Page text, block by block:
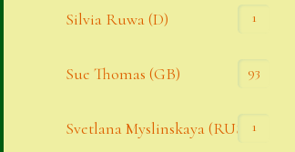
Silvia Ruwa (D) 1
Sue Thomas (GB) 93
Svetlana Myslinskaya (RUS) 1